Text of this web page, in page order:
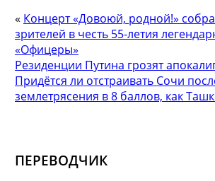
« Концерт «Довоюй, родной!»
зрителей в честь 55-летия
«Офицеры»
Резиденции Путина грозят
Придётся ли отстраивать Сочи
землетрясения в 8 баллов, как
ПЕРЕВОДЧИК